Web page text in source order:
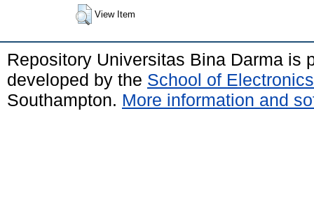
View Item
Repository Universitas Bina Darma is
developed by the School of
Southampton. More information and